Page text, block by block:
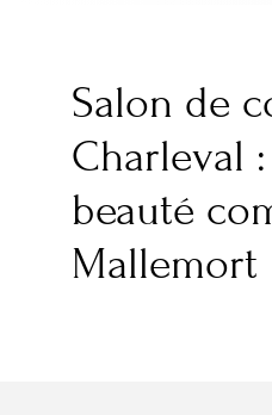
Salon de
Charleval
beauté
Mallemort